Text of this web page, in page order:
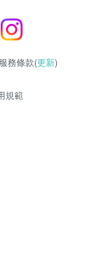
務條款(更新)
規範